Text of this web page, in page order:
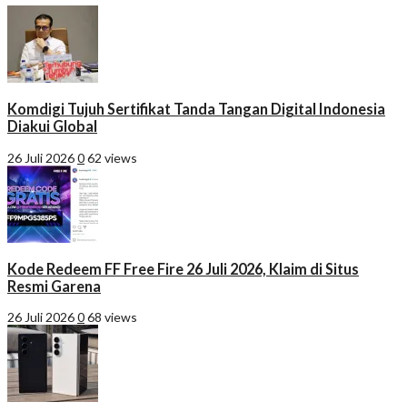
Komdigi Tujuh Sertifikat Tanda Tangan Digital Indonesia
Diakui Global
26 Juli 2026062 views
Kode Redeem FF Free Fire 26 Juli 2026, Klaim di Situs
Resmi Garena
26 Juli 2026068 views